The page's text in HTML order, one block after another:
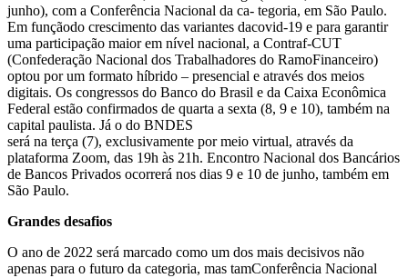
junho), com a Conferência Nacional da ca- tegoria, em São Paulo.
Em funçãodo crescimento das variantes dacovid-19 e para garantir
uma participação maior em nível nacional, a Contraf-CUT
(Confederação Nacional dos Trabalhadores do RamoFinanceiro)
optou por um formato híbrido – presencial e através dos meios
digitais. Os congressos do Banco do Brasil e da Caixa Econômica
Federal estão confirmados de quarta a sexta (8, 9 e 10), também na
capital paulista. Já o do BNDES
será na terça (7), exclusivamente por meio virtual, através da
plataforma Zoom, das 19h às 21h. Encontro Nacional dos Bancários
de Bancos Privados ocorrerá nos dias 9 e 10 de junho, também em
São Paulo.
Grandes desafios
O ano de 2022 será marcado como um dos mais decisivos não
apenas para o futuro da categoria, mas tamConferência Nacional